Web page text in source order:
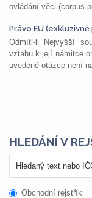
ovládání věci (corpus
Právo EU
Odmítl-li Nejvyšší
vztahu k její námitce
uvedené otázce není
HLEDÁNÍ V
Obchodní rejstřík